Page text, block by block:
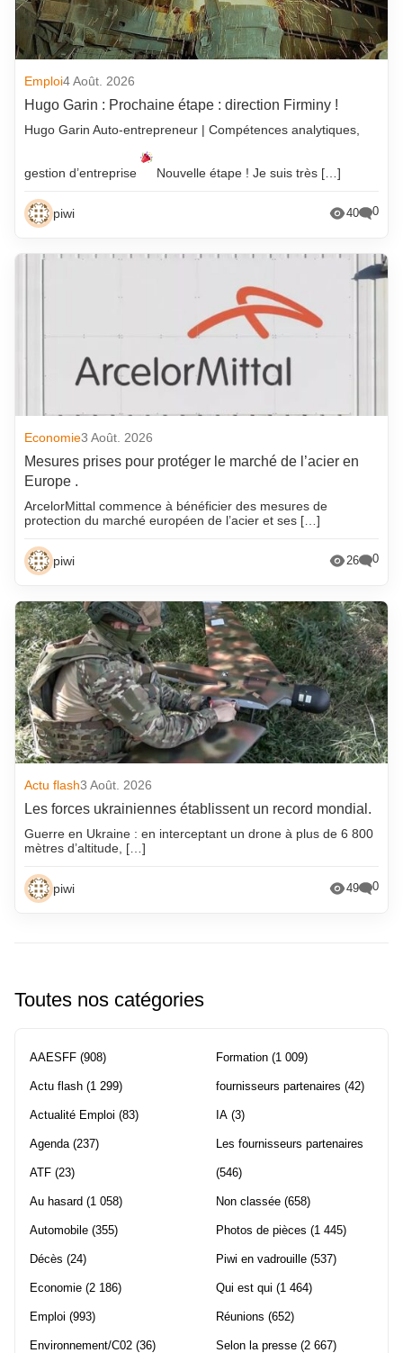
Emploi4 Août. 2026
Hugo Garin : Prochaine étape : direction Firminy !
Hugo Garin Auto-entrepreneur | Compétences analytiques,
gestion d’entreprise Nouvelle étape ! Je suis très […]
piwi 40 0
Economie3 Août. 2026
Mesures prises pour protéger le marché de l’acier en
Europe .
ArcelorMittal commence à bénéficier des mesures de
protection du marché européen de l’acier et ses […]
piwi 26 0
Actu flash3 Août. 2026
Les forces ukrainiennes établissent un record mondial.
Guerre en Ukraine : en interceptant un drone à plus de 6 800
mètres d’altitude, […]
piwi 49 0
Toutes nos catégories
AAESFF (908)
Actu flash (1 299)
Actualité Emploi (83)
Agenda (237)
ATF (23)
Au hasard (1 058)
Automobile (355)
Décès (24)
Economie (2 186)
Emploi (993)
Environnement/C02 (36)
Formation (1 009)
fournisseurs partenaires (42)
IA (3)
Les fournisseurs partenaires
(546)
Non classée (658)
Photos de pièces (1 445)
Piwi en vadrouille (537)
Qui est qui (1 464)
Réunions (652)
Selon la presse (2 667)